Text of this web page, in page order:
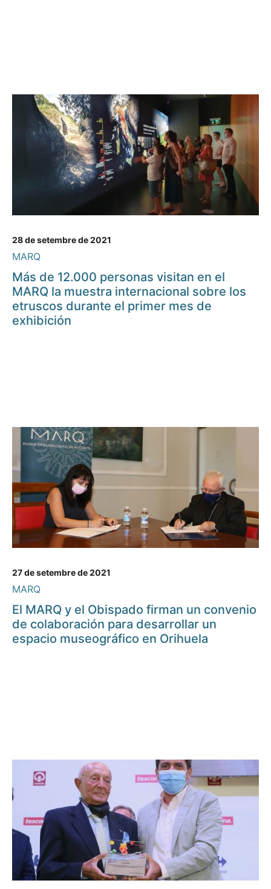
28 de setembre de 2021
MARQ
Más de 12.000 personas visitan en el
MARQ la muestra internacional sobre los
etruscos durante el primer mes de
exhibición
27 de setembre de 2021
MARQ
El MARQ y el Obispado firman un convenio
de colaboración para desarrollar un
espacio museográfico en Orihuela